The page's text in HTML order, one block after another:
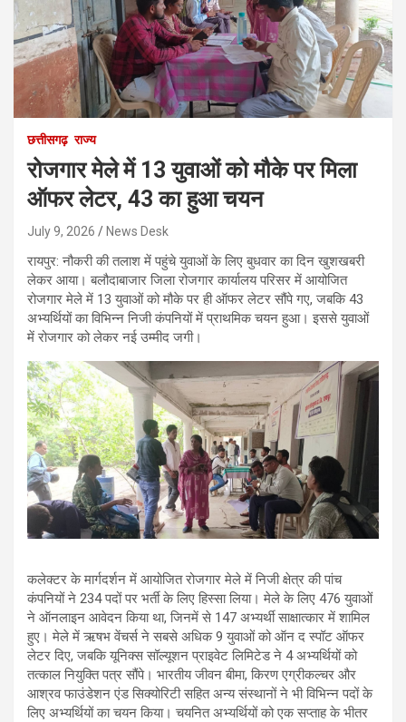
छत्तीसगढ़ राज्य
रोजगार मेले में 13 युवाओं को मौके पर मिला
ऑफर लेटर, 43 का हुआ चयन
July 9, 2026 News Desk
रायपुर: नौकरी की तलाश में पहुंचे युवाओं के लिए बुधवार का दिन खुशखबरी
लेकर आया। बलौदाबाजार जिला रोजगार कार्यालय परिसर में आयोजित
रोजगार मेले में 13 युवाओं को मौके पर ही ऑफर लेटर सौंपे गए, जबकि 43
अभ्यर्थियों का विभिन्न निजी कंपनियों में प्राथमिक चयन हुआ। इससे युवाओं
में रोजगार को लेकर नई उम्मीद जगी।
कलेक्टर के मार्गदर्शन में आयोजित रोजगार मेले में निजी क्षेत्र की पांच
कंपनियों ने 234 पदों पर भर्ती के लिए हिस्सा लिया। मेले के लिए 476 युवाओं
ने ऑनलाइन आवेदन किया था, जिनमें से 147 अभ्यर्थी साक्षात्कार में शामिल
हुए। मेले में ऋषभ वेंचर्स ने सबसे अधिक 9 युवाओं को ऑन द स्पॉट ऑफर
लेटर दिए, जबकि यूनिक्स सॉल्यूशन प्राइवेट लिमिटेड ने 4 अभ्यर्थियों को
तत्काल नियुक्ति पत्र सौंपे। भारतीय जीवन बीमा, किरण एग्रीकल्चर और
आश्रव फाउंडेशन एंड सिक्योरिटी सहित अन्य संस्थानों ने भी विभिन्न पदों के
लिए अभ्यर्थियों का चयन किया। चयनित अभ्यर्थियों को एक सप्ताह के भीतर